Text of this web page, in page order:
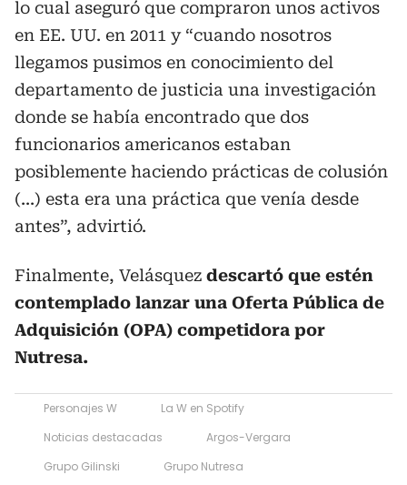
lo cual aseguró que compraron unos activos
en EE. UU. en 2011 y “cuando nosotros
llegamos pusimos en conocimiento del
departamento de justicia una investigación
donde se había encontrado que dos
funcionarios americanos estaban
posiblemente haciendo prácticas de colusión
(...) esta era una práctica que venía desde
antes”, advirtió.
Finalmente, Velásquez descartó que estén
contemplado lanzar una Oferta Pública de
Adquisición (OPA) competidora por
Nutresa.
Personajes W
La W en Spotify
Noticias destacadas
Argos-Vergara
Grupo Gilinski
Grupo Nutresa